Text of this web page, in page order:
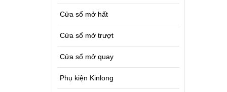
Cửa sổ mở hất
Cửa sổ mở trượt
Cửa sổ mở quay
Phụ kiện Kinlong